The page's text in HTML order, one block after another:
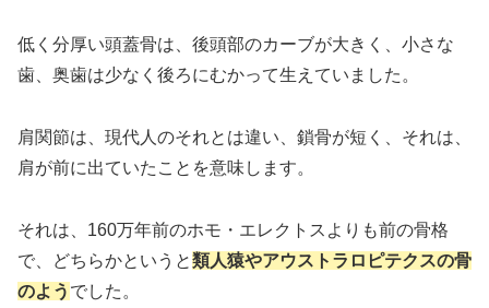
低く分厚い頭蓋骨は、後頭部のカーブが大きく、小さな
歯、奥歯は少なく後ろにむかって生えていました。
肩関節は、現代人のそれとは違い、鎖骨が短く、それは、
肩が前に出ていたことを意味します。
それは、160万年前のホモ・エレクトスよりも前の骨格
で、どちらかというと類人猿やアウストラロピテクスの骨
のよう でした。